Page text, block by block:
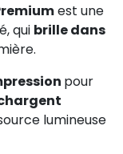
est une
qui brille dans
pour
lumineuse